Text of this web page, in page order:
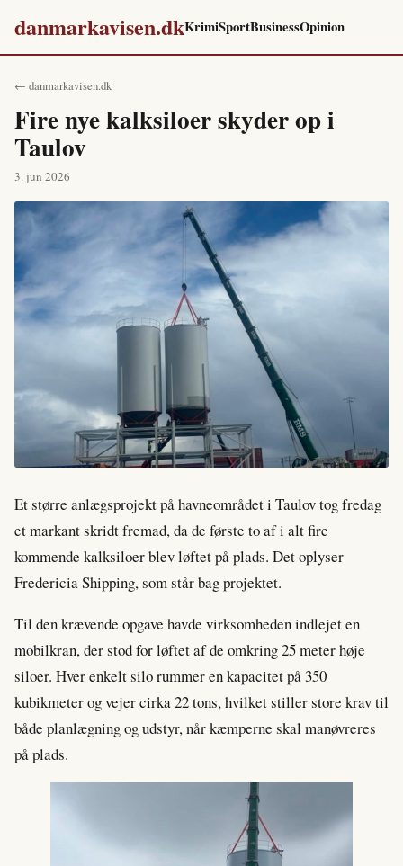
danmarkavisen.dkKrimiSportBusinessOpinion
← danmarkavisen.dk
Fire nye kalksiloer skyder op i
Taulov
3. jun 2026
Et større anlægsprojekt på havneområdet i Taulov tog fredag
et markant skridt fremad, da de første to af i alt fire
kommende kalksiloer blev løftet på plads. Det oplyser
Fredericia Shipping, som står bag projektet.
Til den krævende opgave havde virksomheden indlejet en
mobilkran, der stod for løftet af de omkring 25 meter høje
siloer. Hver enkelt silo rummer en kapacitet på 350
kubikmeter og vejer cirka 22 tons, hvilket stiller store krav til
både planlægning og udstyr, når kæmperne skal manøvreres
på plads.